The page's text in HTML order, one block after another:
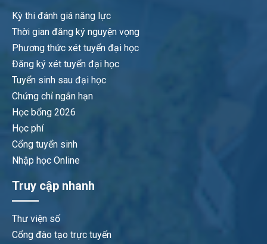
Kỳ thi đánh giá năng lực
Thời gian đăng ký nguyện vọng
Phương thức xét tuyển đại học
Đăng ký xét tuyển đại học
Tuyển sinh sau đại học
Chứng chỉ ngắn hạn
Học bổng 2026
Học phí
Cổng tuyển sinh
Nhập học Online
Truy cập nhanh
Thư viện số
Cổng đào tạo trực tuyến